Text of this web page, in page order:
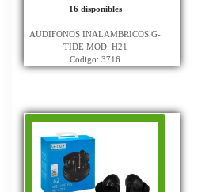
16 disponibles
AUDIFONOS INALAMBRICOS G-
TIDE MOD: H21
Codigo: 3716